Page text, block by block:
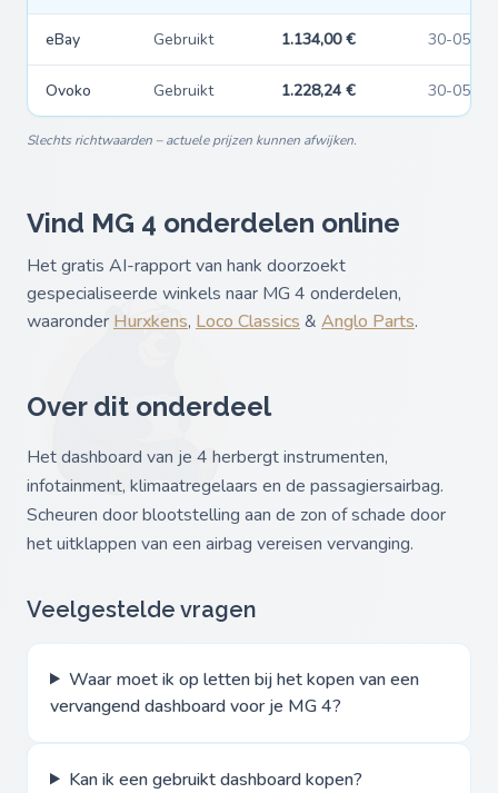
eBay Gebruikt 1.134,00 € 30-05-
Ovoko Gebruikt 1.228,24 € 30-05-
Slechts richtwaarden – actuele prijzen kunnen afwijken.
Vind MG 4 onderdelen online
Het gratis AI-rapport van hank doorzoekt
gespecialiseerde winkels naar MG 4 onderdelen,
waaronder Hurxkens, Loco Classics & Anglo Parts.
Over dit onderdeel
Het dashboard van je 4 herbergt instrumenten,
infotainment, klimaatregelaars en de passagiersairbag.
Scheuren door blootstelling aan de zon of schade door
het uitklappen van een airbag vereisen vervanging.
Veelgestelde vragen
Waar moet ik op letten bij het kopen van een
vervangend dashboard voor je MG 4?
Kan ik een gebruikt dashboard kopen?